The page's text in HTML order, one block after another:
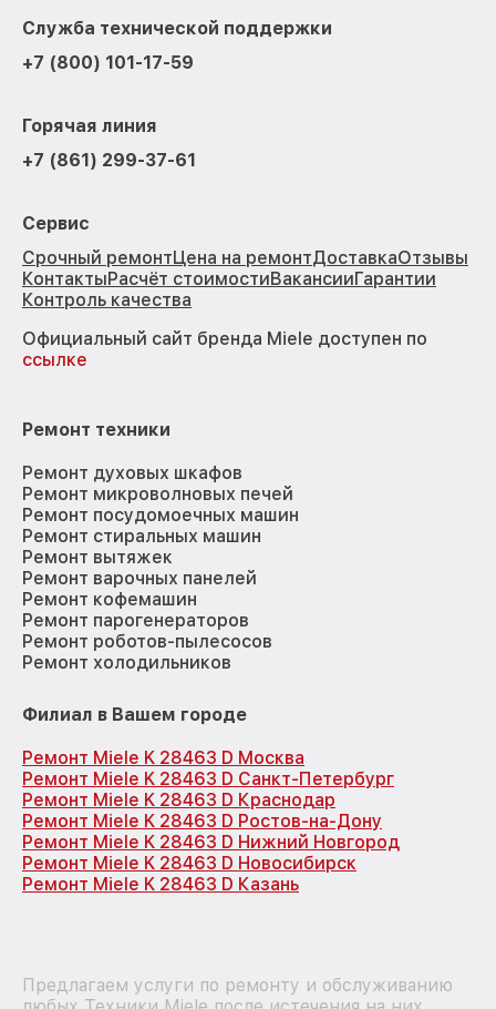
Служба технической поддержки
+7 (800) 101-17-59
Горячая линия
+7 (861) 299-37-61
Сервис
Срочный ремонтЦена на ремонтДоставкаОтзывы
КонтактыРасчёт стоимостиВакансииГарантии
Контроль качества
Официальный сайт бренда Miele доступен по
ссылке
Ремонт техники
Ремонт духовых шкафов
Ремонт микроволновых печей
Ремонт посудомоечных машин
Ремонт стиральных машин
Ремонт вытяжек
Ремонт варочных панелей
Ремонт кофемашин
Ремонт парогенераторов
Ремонт роботов-пылесосов
Ремонт холодильников
Филиал в Вашем городе
Ремонт Miele K 28463 D Москва
Ремонт Miele K 28463 D Санкт-Петербург
Ремонт Miele K 28463 D Краснодар
Ремонт Miele K 28463 D Ростов-на-Дону
Ремонт Miele K 28463 D Нижний Новгород
Ремонт Miele K 28463 D Новосибирск
Ремонт Miele K 28463 D Казань
Предлагаем услуги по ремонту и обслуживанию